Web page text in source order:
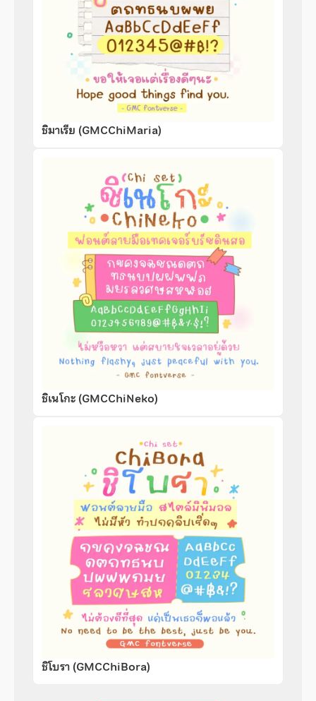
ชิมาเรีย (GMCChiMaria)
ชิเนโกะ (GMCChiNeko)
ชิโบรา (GMCChiBora)